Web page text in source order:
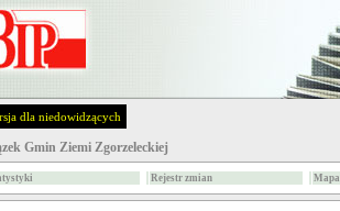
dla niedowidzących
Gmin Ziemi Zgorzeleckiej
Rejestr zmian